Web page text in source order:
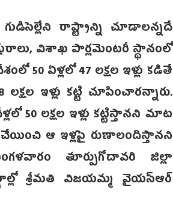
రాష్ట్రాన్ని చూడాలన్నదే
విశాఖ పార్లమెంటరీ స్థానంలో
50 ఏళ్లలో 47 లక్షల ఇళ్లు కడితే
ఇళ్లు కట్టి చూపించా‌రన్నారు.
50 లక్షల ఇళ్లు కట్టిస్తానని మాట
చేయించి ఆ ఇళ్లపై రుణాలందిస్తానని
తూర్పుగోదావరి జిల్లా
శ్రీమతి విజయమ్మ వైయస్ఆర్